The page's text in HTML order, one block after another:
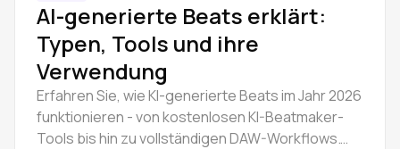
AI-generierte Beats erklärt:
Typen, Tools und ihre
Verwendung
Erfahren Sie, wie KI-generierte Beats im Jahr 2026
funktionieren - von kostenlosen KI-Beatmaker-
Tools bis hin zu vollständigen DAW-Workflows.